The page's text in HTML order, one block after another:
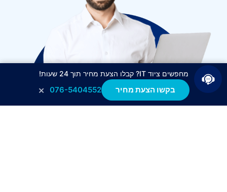
מחפשים ציוד IT? קבלו הצעת מחיר תוך 24 שעות!
בקשו הצעת מחיר 076-5404552
×